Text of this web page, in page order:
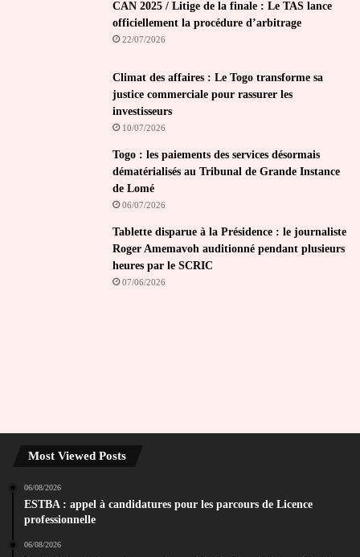
CAN 2025 / Litige de la finale : Le TAS lance
officiellement la procédure d’arbitrage
22/07/2026
Climat des affaires : Le Togo transforme sa
justice commerciale pour rassurer les
investisseurs
10/07/2026
Togo : les paiements des services désormais
dématérialisés au Tribunal de Grande Instance
de Lomé
06/07/2026
Tablette disparue à la Présidence : le journaliste
Roger Amemavoh auditionné pendant plusieurs
heures par le SCRIC
07/06/2026
Most Viewed Posts
06/08/2026
ESTBA : appel à candidatures pour les parcours de Licence
professionnelle
06/08/2026